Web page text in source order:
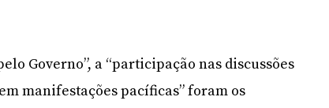
Governo”, a “participação nas discussões
manifestações pacíficas” foram os